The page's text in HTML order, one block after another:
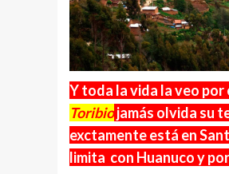
Y toda la vida la veo
Toribiojamás olvida su
exctamente está en
limita con Huanuco y